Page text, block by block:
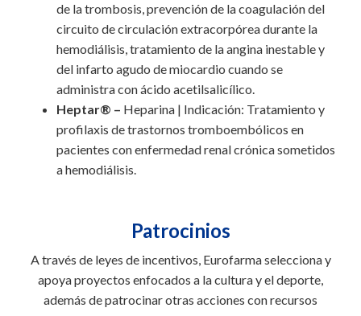
de la trombosis, prevención de la coagulación del
circuito de circulación extracorpórea durante la
hemodiálisis, tratamiento de la angina inestable y
del infarto agudo de miocardio cuando se
administra con ácido acetilsalicílico.
Heptar® – Heparina | Indicación: Tratamiento y
profilaxis de trastornos tromboembólicos en
pacientes con enfermedad renal crónica sometidos
a hemodiálisis.
Patrocinios
A través de leyes de incentivos, Eurofarma selecciona y
apoya proyectos enfocados a la cultura y el deporte,
además de patrocinar otras acciones con recursos